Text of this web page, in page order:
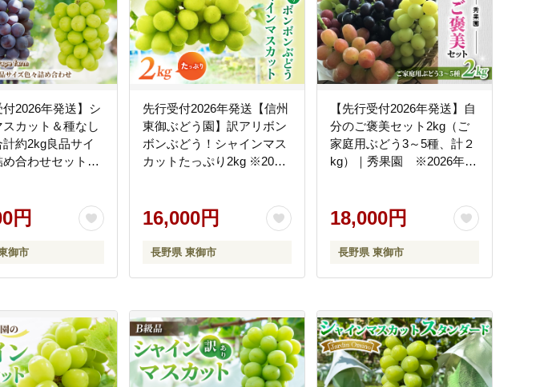
付2026年発送】シ
スカット＆種なし
約2kg良品サイ
め合わせセット
grape farm
円
御市
先行受付2026年発送【信州
東御ぶどう園】訳アリボン
ボンぶどう！シャインマス
カットたっぷり2kg ※2026
16,000円
長野県 東御市
【先行受付2026年発送】自
分のご褒美セット2kg（ご
家庭用ぶどう3～5種、計２
kg）｜秀果園 ※2026年10
18,000円
長野県 東御市